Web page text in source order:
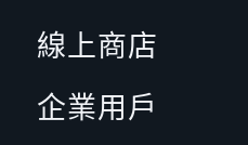
線上商店
企業用戶